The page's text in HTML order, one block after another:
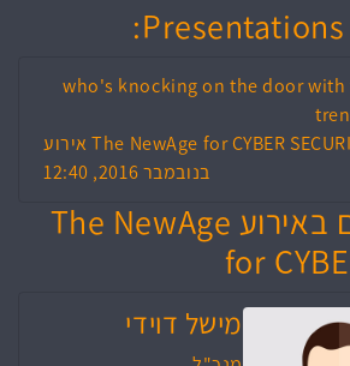
Presentations
who's knocking on the door with
אירוע The NewAge for CYBER SECURITY, רביעי, 9
בנובמבר 2016, 12:40
דוברים נוספים באירוע The NewAge
for
מישל דוידי